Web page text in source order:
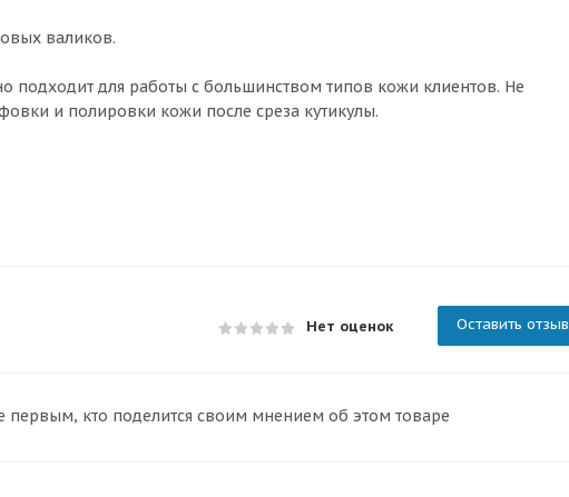
валиков.
подходит для работы с большинством типов кожи клиентов. Не
и полировки кожи после среза кутикулы.
Нет оценок Оставить отзыв
кто поделится своим мнением об этом товаре